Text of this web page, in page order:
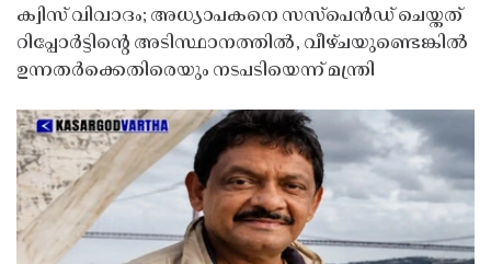
ക്വിസ് വിവാദം; അധ്യാപകനെ സസ്‌പെൻഡ് ചെയ്തത്
റിപ്പോർട്ടിൻ്റെ അടിസ്ഥാനത്തിൽ, വീഴ്ചയുണ്ടെങ്കിൽ
ഉന്നതർക്കെതിരെയും നടപടിയെന്ന് മന്ത്രി